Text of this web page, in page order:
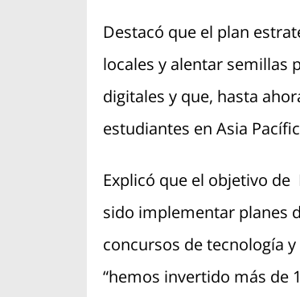
Destacó que el plan
locales y alentar semillas
digitales y que, hasta
estudiantes en Asia
Explicó que el objetivo
sido implementar planes
concursos de tecnología
“hemos invertido más de